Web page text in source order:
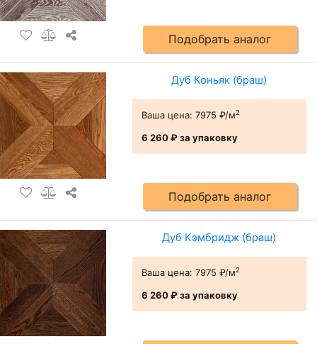
Подобрать аналог
Дуб Коньяк (браш)
Ваша цена: 7975 ₽/м2
6 260 ₽за упаковку
Подобрать аналог
Дуб Кэмбридж (браш)
Ваша цена: 7975 ₽/м2
6 260 ₽за упаковку